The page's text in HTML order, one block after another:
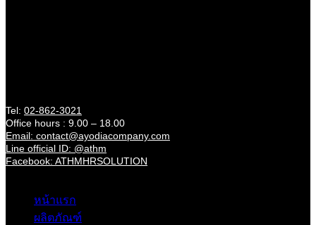
Tel: 02-862-3021
Office hours : 9.00 – 18.00
Email: contact@ayodiacompany.com
Line official ID: @athm
Facebook: ATHMHRSOLUTION
หน้าแรก
ผลิตภัณฑ์